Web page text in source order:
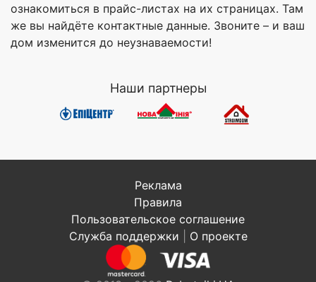
ознакомиться в прайс-листах на их страницах. Там
же вы найдёте контактные данные. Звоните – и ваш
дом изменится до неузнаваемости!
Наши партнеры
Реклама
Правила
Пользовательское соглашение
Служба поддержки
О проекте